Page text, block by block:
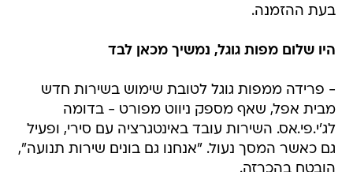
בעת ההזמנה.
היו שלום מפות גוגל, נמשיך מכאן לבד
- פרידה ממפות גוגל לטובת שימוש בשירות חדש
מבית אפל, שאף מספק ניווט מפורט - בדומה
לג'י.פי.אס. השירות עובד באינטגרציה עם סירי, ופעיל
גם כאשר המסך נעול. "אנחנו גם בונים שירות תנועה",